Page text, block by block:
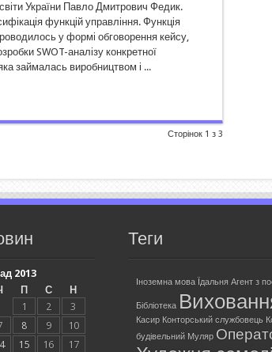
України Павло Дмитрович Федик.
функцій управління. Функція
у формі обговорення кейсу,
SWOT-аналізу конкретної
займалась виробництвом і ...
Сторінок 1 з 3
2013
П С
Н
1
2
3
8 9
10
15 16 17
Теги
Іноземна мова Їдальня Агент з
Бібліотека
Касир Конторський службовець
будівельний Муляр